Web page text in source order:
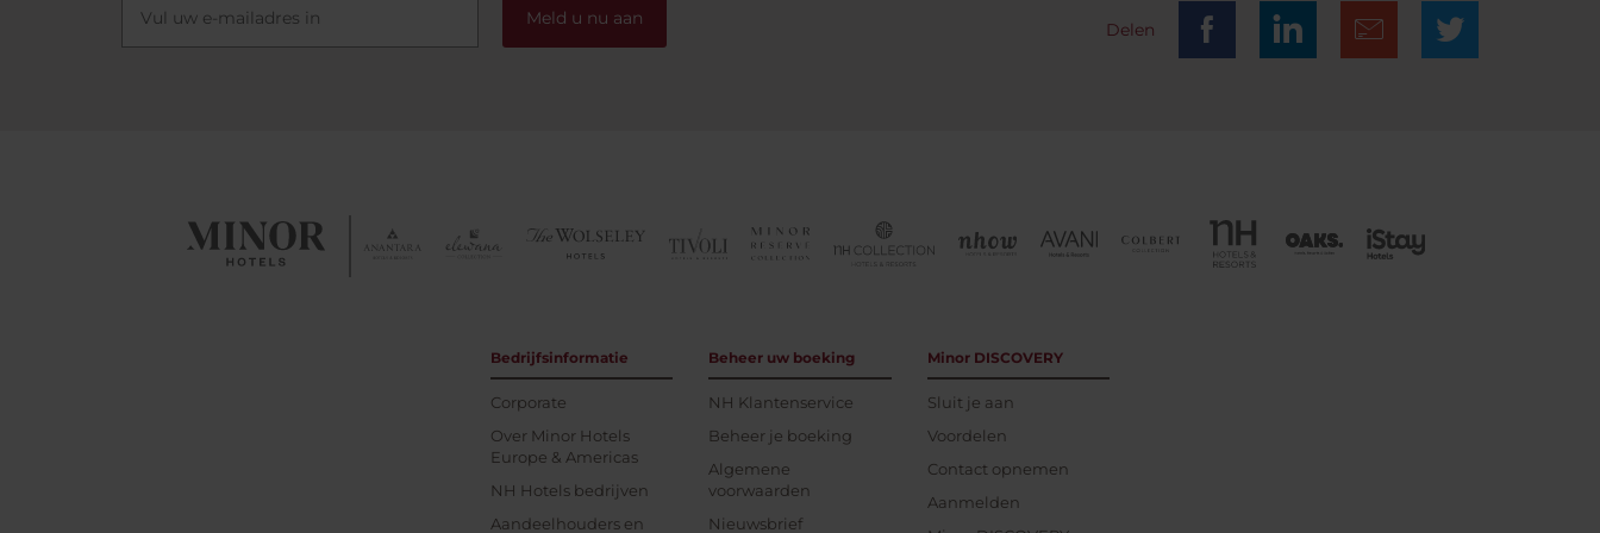
Meld u nu aan
Delen
Bedrijfsinformatie
Corporate
Over Minor Hotels
Europe & Americas
NH Hotels bedrijven
Aandeelhouders en
Beheer uw boeking
NH Klantenservice
Beheer je boeking
Algemene
voorwaarden
Nieuwsbrief
Minor DISCOVERY
Sluit je aan
Voordelen
Contact opnemen
Aanmelden